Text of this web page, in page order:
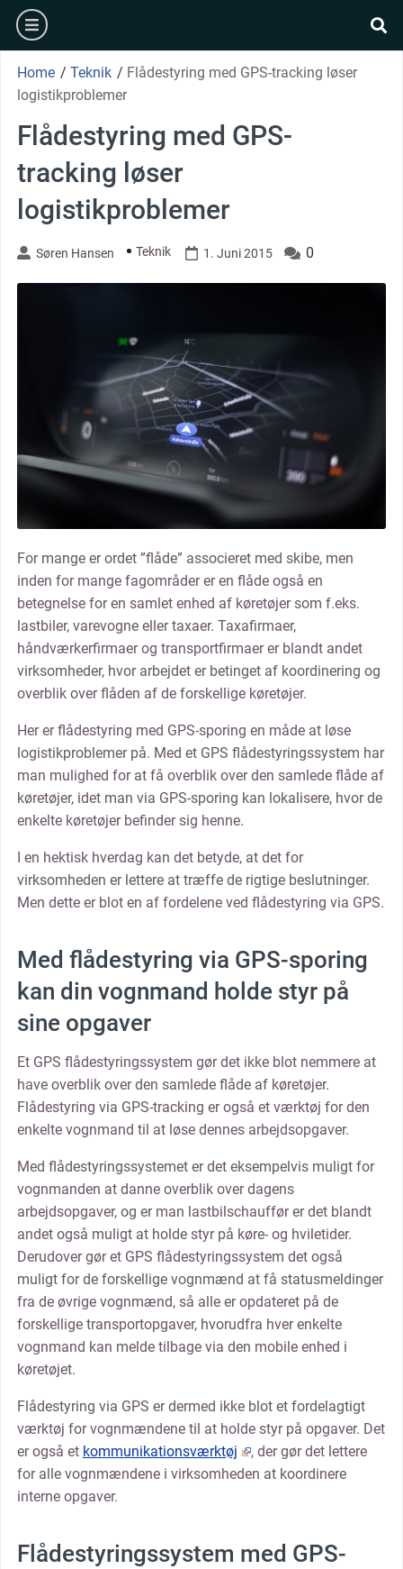
Skip
content
burger
Home / Teknik / Flådestyring med GPS-tracking løser
logistikproblemer
Flådestyring med GPS-
tracking løser
logistikproblemer
Søren Hansen Teknik 1. Juni 2015 0
For mange er ordet ”flåde” associeret med skibe, men
inden for mange fagområder er en flåde også en
betegnelse for en samlet enhed af køretøjer som f.eks.
lastbiler, varevogne eller taxaer. Taxafirmaer,
håndværkerfirmaer og transportfirmaer er blandt andet
virksomheder, hvor arbejdet er betinget af koordinering og
overblik over flåden af de forskellige køretøjer.
Her er flådestyring med GPS-sporing en måde at løse
logistikproblemer på. Med et GPS flådestyringssystem har
man mulighed for at få overblik over den samlede flåde af
køretøjer, idet man via GPS-sporing kan lokalisere, hvor de
enkelte køretøjer befinder sig henne.
I en hektisk hverdag kan det betyde, at det for
virksomheden er lettere at træffe de rigtige beslutninger.
Men dette er blot en af fordelene ved flådestyring via GPS.
Med flådestyring via GPS-sporing
kan din vognmand holde styr på
sine opgaver
Et GPS flådestyringssystem gør det ikke blot nemmere at
have overblik over den samlede flåde af køretøjer.
Flådestyring via GPS-tracking er også et værktøj for den
enkelte vognmand til at løse dennes arbejdsopgaver.
Med flådestyringssystemet er det eksempelvis muligt for
vognmanden at danne overblik over dagens
arbejdsopgaver, og er man lastbilschauffør er det blandt
andet også muligt at holde styr på køre- og hviletider.
Derudover gør et GPS flådestyringssystem det også
muligt for de forskellige vognmænd at få statusmeldinger
fra de øvrige vognmænd, så alle er opdateret på de
forskellige transportopgaver, hvorudfra hver enkelte
vognmand kan melde tilbage via den mobile enhed i
køretøjet.
Flådestyring via GPS er dermed ikke blot et fordelagtigt
værktøj for vognmændene til at holde styr på opgaver. Det
er også et kommunikationsværktøj
, der gør det lettere
for alle vognmændene i virksomheden at koordinere
interne opgaver.
Flådestyringssystem med GPS-